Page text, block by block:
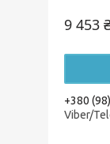
9 453
+380
Viber/